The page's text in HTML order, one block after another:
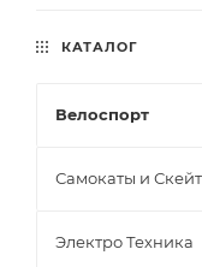
КАТАЛОГ
Велоспорт
Самокаты и
Электро Техника